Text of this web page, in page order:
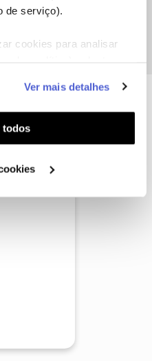
de serviço).
cookies para analisar
e
aos seus interesses
Pode gerir a
em "Configurar
Ver mais detalhes
todos